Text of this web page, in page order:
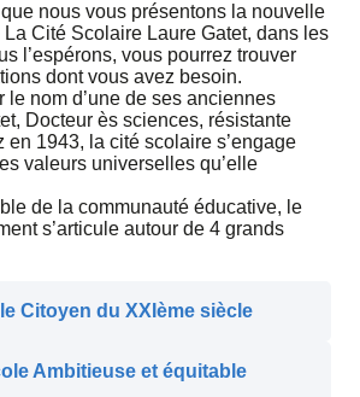
nous vous présentons la nouvelle
Cité Scolaire Laure Gatet, dans les
l’espérons, vous pourrez trouver
dont vous avez besoin.
le nom d’une de ses anciennes
Docteur ès sciences, résistante
en 1943, la cité scolaire s’engage
valeurs universelles qu’elle
de la communauté éducative, le
s’articule autour de 4 grands
Citoyen du XXIème siècle
Ambitieuse et équitable